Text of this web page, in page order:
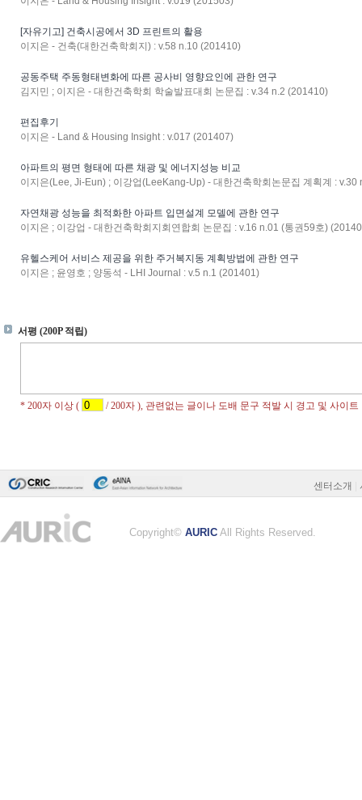
[자유기고] 건축시공에서 3D 프린트의 활용
이지은 - 건축(대한건축학회지) : v.58 n.10 (201410)
공동주택 주동형태변화에 따른 공사비 영향요인에 관한 연구
김지민 ; 이지은 - 대한건축학회 학술발표대회 논문집 : v.34 n.2 (201410)
편집후기
이지은 - Land & Housing Insight : v.017 (201407)
아파트의 평면 형태에 따른 채광 및 에너지성능 비교
이지은(Lee, Ji-Eun) ; 이강업(LeeKang-Up) - 대한건축학회논문집 계획계 : v.30
자연채광 성능을 최적화한 아파트 입면설계 모델에 관한 연구
이지은 ; 이강업 - 대한건축학회지회연합회 논문집 : v.16 n.01 (통권59호)
유헬스케어 서비스 제공을 위한 주거복지동 계획방법에 관한 연구
이지은 ; 윤영호 ; 양동석 - LHI Journal : v.5 n.1 (201401)
센터소개
Copyright© AURIC All Rights Reserved.